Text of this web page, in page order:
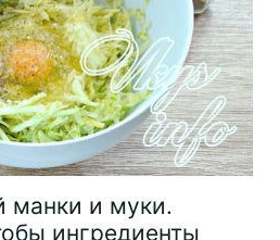
манки и муки.
ингредиенты